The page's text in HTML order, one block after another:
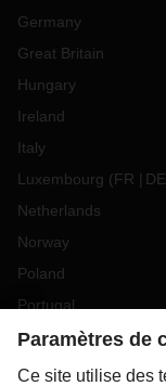
Germany
Great Britain
Hungary
Ireland
Italy
Luxembourg (FR DE
Netherlands
Norway
Poland
Portugal
Romania
Slovakia